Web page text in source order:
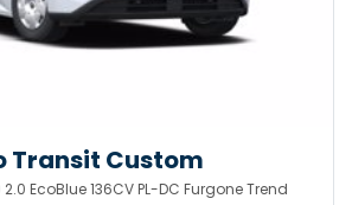
Transit Custom
EcoBlue 136CV PL-DC Furgone Trend